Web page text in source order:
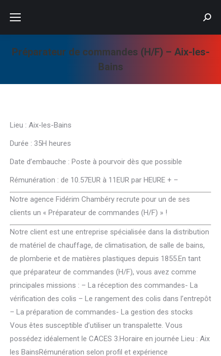
Préparateur de commandes (H/F) – Aix-les-
Bains
Lieu : Aix-les-Bains
Durée : 35H heures
Date d’embauche : Poste à pourvoir dès que possible
Rémunération : de 10.57EUR à 11EUR par HEURE + –
Notre agence Fidérim Chambéry recrute pour un de ses
clients un « Préparateur de commandes (H/F) » !
Notre client est une entreprise spécialisée dans la distribution
de matériel de chauffage, de climatisation, de salle de bains,
de plomberie et de matières plastiques depuis 1855.En tant
que préparateur de commandes (H/F), vous avez comme
principales missions : – La réception des commandes- La
vérification des colis – Le rangement des colis dans l’entrepôt
– La préparation de commandes- La gestion des stocks
Vous êtes susceptible d’utiliser un transpalette. Vous
possédez idéalement le CACES 3.Horaire en journée Lieu : Aix
les BainsRémunération selon profil et expérience